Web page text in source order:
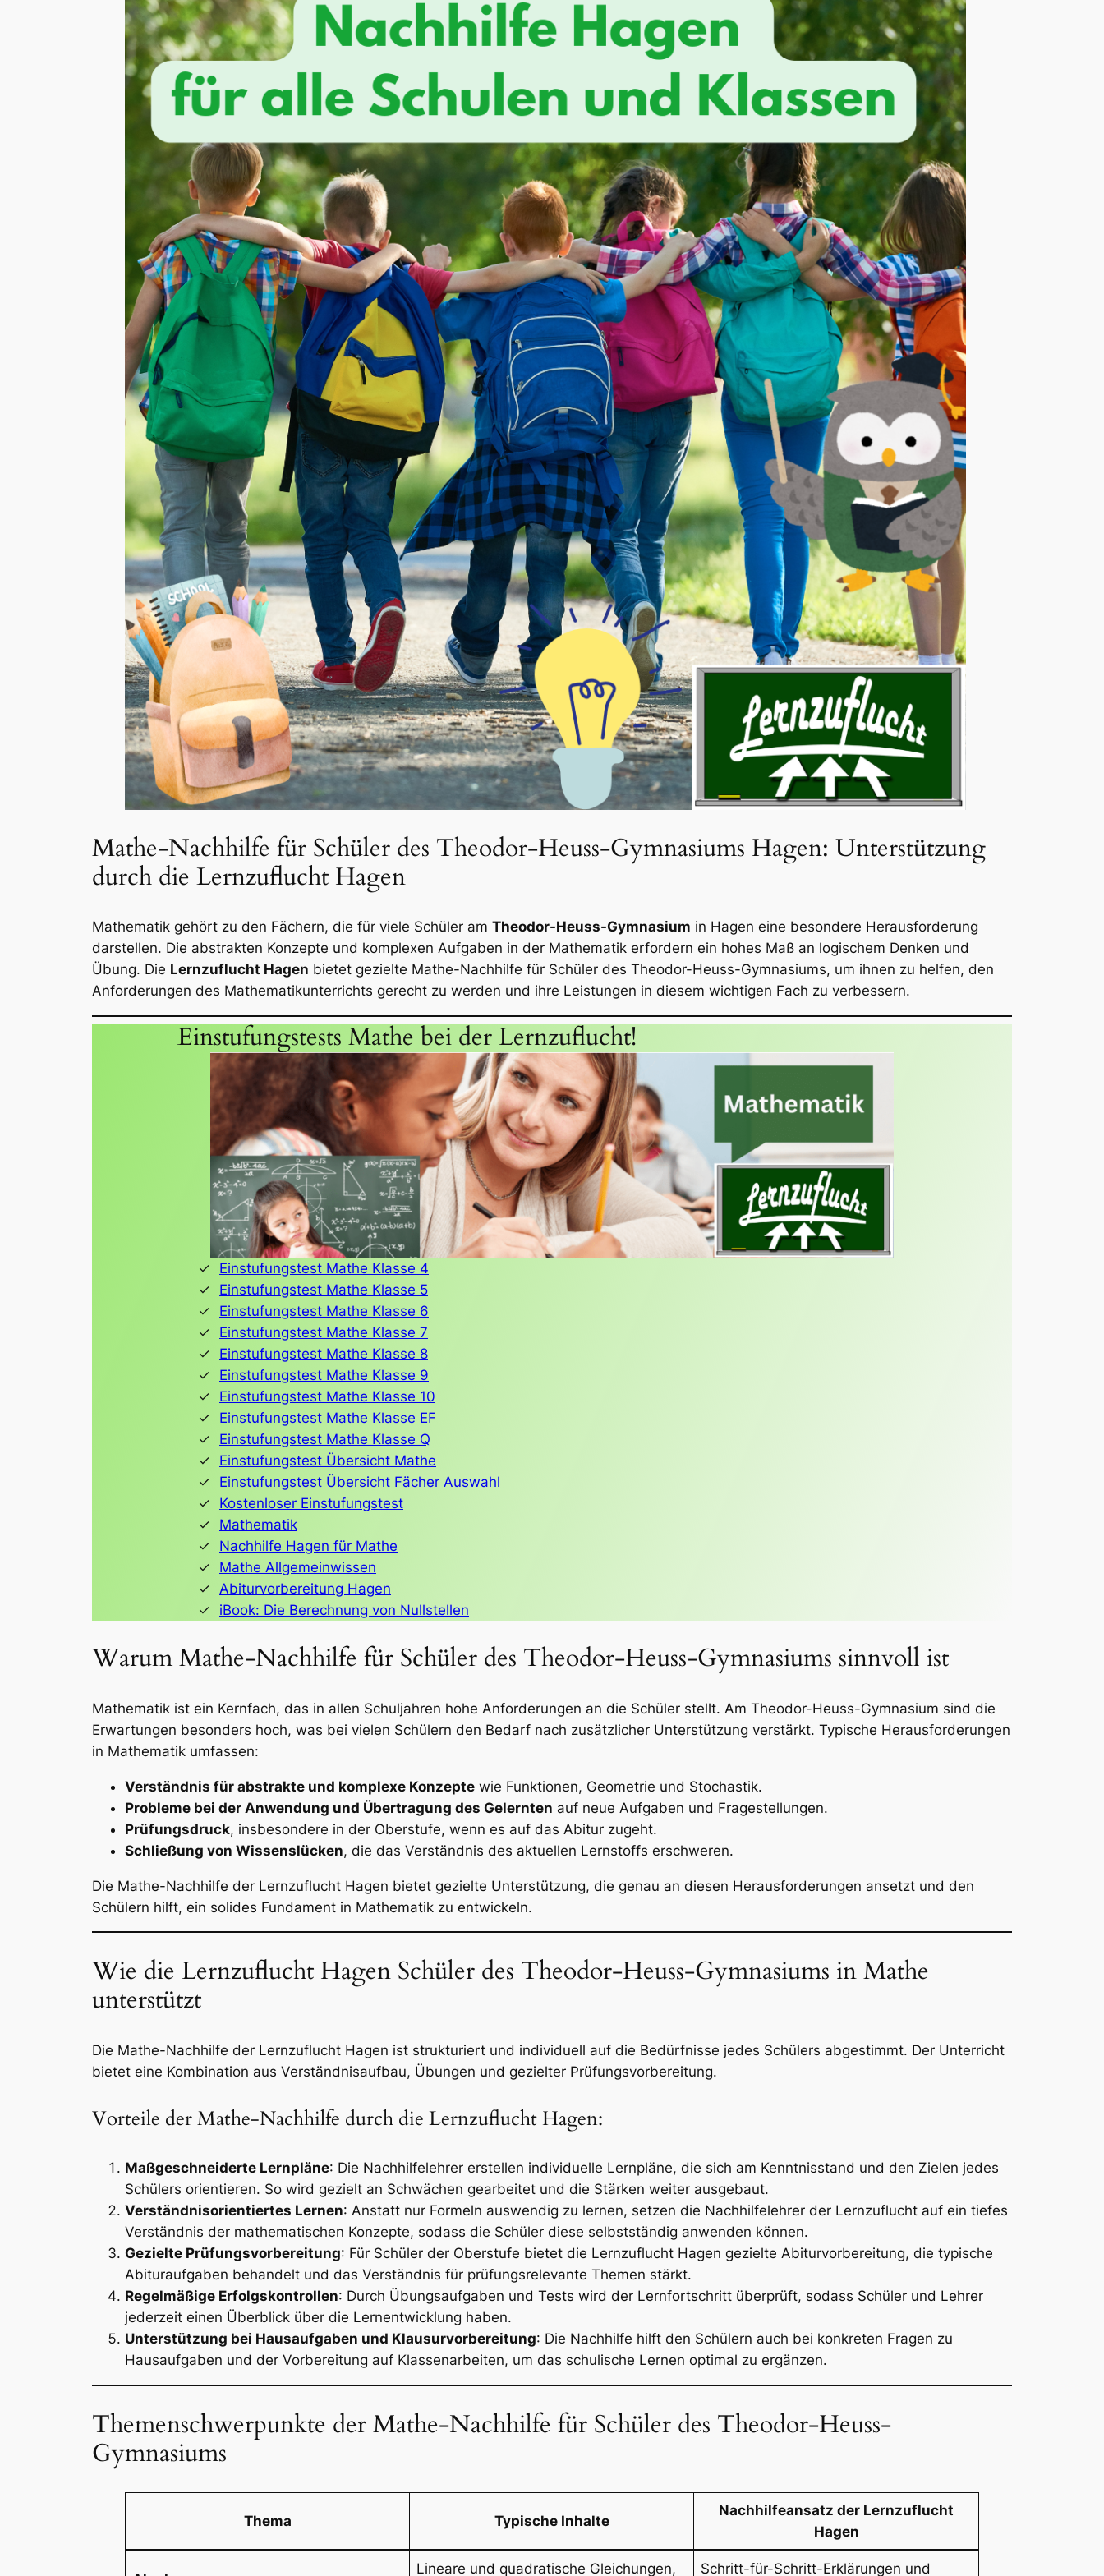
Mathe-Nachhilfe für Schüler des Theodor-Heuss-Gymnasiums Hagen: Unterstützung
durch die Lernzuflucht Hagen
Mathematik gehört zu den Fächern, die für viele Schüler am Theodor-Heuss-Gymnasium in Hagen eine besondere Herausforderung
darstellen. Die abstrakten Konzepte und komplexen Aufgaben in der Mathematik erfordern ein hohes Maß an logischem Denken und
Übung. Die Lernzuflucht Hagen bietet gezielte Mathe-Nachhilfe für Schüler des Theodor-Heuss-Gymnasiums, um ihnen zu helfen, den
Anforderungen des Mathematikunterrichts gerecht zu werden und ihre Leistungen in diesem wichtigen Fach zu verbessern.
Einstufungstests Mathe bei der Lernzuflucht!
Einstufungstest Mathe Klasse 4
Einstufungstest Mathe Klasse 5
Einstufungstest Mathe Klasse 6
Einstufungstest Mathe Klasse 7
Einstufungstest Mathe Klasse 8
Einstufungstest Mathe Klasse 9
Einstufungstest Mathe Klasse 10
Einstufungstest Mathe Klasse EF
Einstufungstest Mathe Klasse Q
Einstufungstest Übersicht Mathe
Einstufungstest Übersicht Fächer Auswahl
Kostenloser Einstufungstest
Mathematik
Nachhilfe Hagen für Mathe
Mathe Allgemeinwissen
Abiturvorbereitung Hagen
iBook: Die Berechnung von Nullstellen
Warum Mathe-Nachhilfe für Schüler des Theodor-Heuss-Gymnasiums sinnvoll ist
Mathematik ist ein Kernfach, das in allen Schuljahren hohe Anforderungen an die Schüler stellt. Am Theodor-Heuss-Gymnasium sind die
Erwartungen besonders hoch, was bei vielen Schülern den Bedarf nach zusätzlicher Unterstützung verstärkt. Typische Herausforderungen
in Mathematik umfassen:
Verständnis für abstrakte und komplexe Konzepte wie Funktionen, Geometrie und Stochastik.
Probleme bei der Anwendung und Übertragung des Gelernten auf neue Aufgaben und Fragestellungen.
Prüfungsdruck, insbesondere in der Oberstufe, wenn es auf das Abitur zugeht.
Schließung von Wissenslücken, die das Verständnis des aktuellen Lernstoffs erschweren.
Die Mathe-Nachhilfe der Lernzuflucht Hagen bietet gezielte Unterstützung, die genau an diesen Herausforderungen ansetzt und den
Schülern hilft, ein solides Fundament in Mathematik zu entwickeln.
Wie die Lernzuflucht Hagen Schüler des Theodor-Heuss-Gymnasiums in Mathe
unterstützt
Die Mathe-Nachhilfe der Lernzuflucht Hagen ist strukturiert und individuell auf die Bedürfnisse jedes Schülers abgestimmt. Der Unterricht
bietet eine Kombination aus Verständnisaufbau, Übungen und gezielter Prüfungsvorbereitung.
Vorteile der Mathe-Nachhilfe durch die Lernzuflucht Hagen:
Maßgeschneiderte Lernpläne: Die Nachhilfelehrer erstellen individuelle Lernpläne, die sich am Kenntnisstand und den Zielen jedes
Schülers orientieren. So wird gezielt an Schwächen gearbeitet und die Stärken weiter ausgebaut.
Verständnisorientiertes Lernen: Anstatt nur Formeln auswendig zu lernen, setzen die Nachhilfelehrer der Lernzuflucht auf ein tiefes
Verständnis der mathematischen Konzepte, sodass die Schüler diese selbstständig anwenden können.
Gezielte Prüfungsvorbereitung: Für Schüler der Oberstufe bietet die Lernzuflucht Hagen gezielte Abiturvorbereitung, die typische
Abituraufgaben behandelt und das Verständnis für prüfungsrelevante Themen stärkt.
Regelmäßige Erfolgskontrollen: Durch Übungsaufgaben und Tests wird der Lernfortschritt überprüft, sodass Schüler und Lehrer
jederzeit einen Überblick über die Lernentwicklung haben.
Unterstützung bei Hausaufgaben und Klausurvorbereitung: Die Nachhilfe hilft den Schülern auch bei konkreten Fragen zu
Hausaufgaben und der Vorbereitung auf Klassenarbeiten, um das schulische Lernen optimal zu ergänzen.
Themenschwerpunkte der Mathe-Nachhilfe für Schüler des Theodor-Heuss-
Gymnasiums
Thema Typische Inhalte
Nachhilfeansatz der Lernzuflucht
Hagen
Lineare und quadratische Gleichungen, Schritt-für-Schritt-Erklärungen und